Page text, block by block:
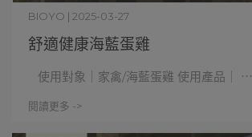
舒適健康海藍蛋雞
BIOYO | 2025-03-27
使用對象｜家禽/海藍蛋雞 使用產品｜ ⋯
閱讀更多 ->